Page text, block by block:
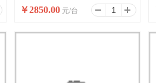
千兆网管交换机
￥2850.00 元/台